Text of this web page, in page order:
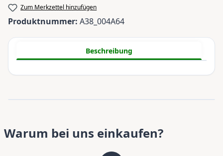
Zum Merkzettel hinzufügen
Produktnummer: A38_004A64
Beschreibung
Warum bei uns einkaufen?